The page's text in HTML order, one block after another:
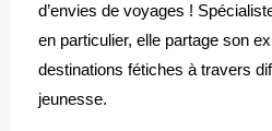
d’envies de voyages !
en particulier, elle partage son
destinations fétiches à travers
jeunesse.